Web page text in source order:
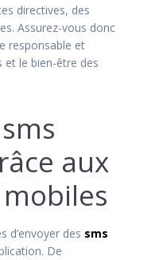
directives, des
Assurez-vous donc
responsable et
et le bien-être des
aux
d’envoyer des sms
De